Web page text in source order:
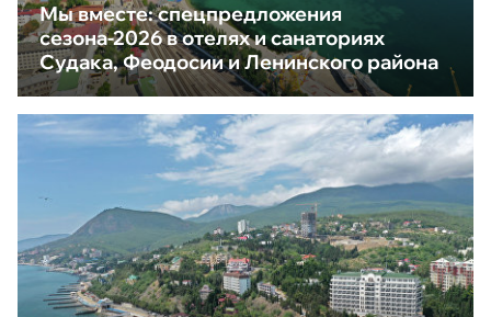
Мы вместе: спецпредложения
сезона-2026 в отелях и санаториях
Судака, Феодосии и Ленинского района